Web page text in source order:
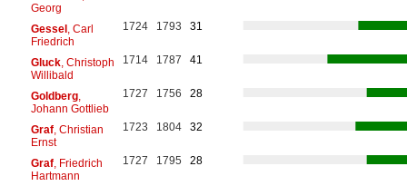
Georg
Gessel, Carl
Friedrich
1724 1793 31
Gluck, Christoph
Willibald
1714 1787 41
Goldberg,
Johann Gottlieb
1727 1756 28
Graf, Christian
Ernst
1723 1804 32
Graf, Friedrich
Hartmann
1727 1795 28